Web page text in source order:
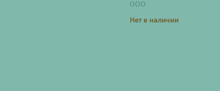
ООО
Нет в наличии